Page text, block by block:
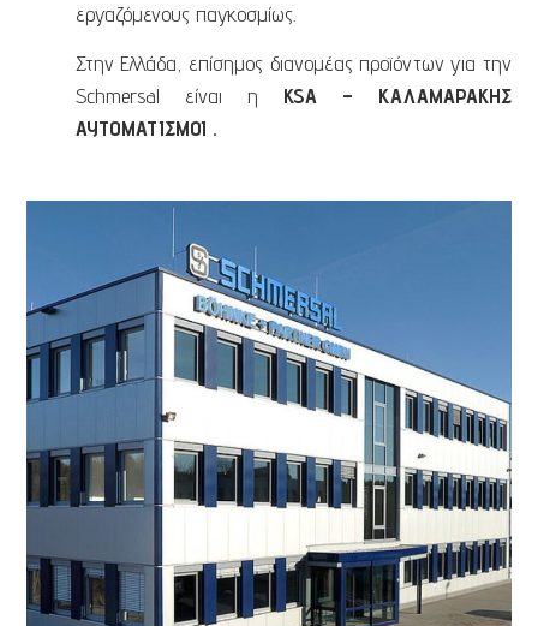
εργαζόμενους παγκοσμίως.
Στην Ελλάδα, επίσημος διανομέας προϊόντων για την
Schmersal είναι η KSA – ΚΑΛΑΜΑΡΑΚΗΣ
ΑΥΤΟΜΑΤΙΣΜΟΙ .